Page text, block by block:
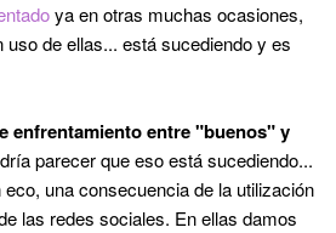
ya en otras muchas ocasiones,
uso de ellas... está sucediendo y es
enfrentamiento entre "buenos" y
parecer que eso está sucediendo...
una consecuencia de la utilización
las redes sociales. En ellas damos